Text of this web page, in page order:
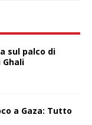
sul palco di
Ghali
a Gaza: Tutto